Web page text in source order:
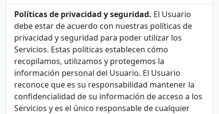
Políticas de privacidad y seguridad. El Usuario
debe estar de acuerdo con nuestras políticas de
privacidad y seguridad para poder utilizar los
Servicios. Estas políticas establecen cómo
recopilamos, utilizamos y protegemos la
información personal del Usuario. El Usuario
reconoce que es su responsabilidad mantener la
confidencialidad de su información de acceso a los
Servicios y es el único responsable de cualquier